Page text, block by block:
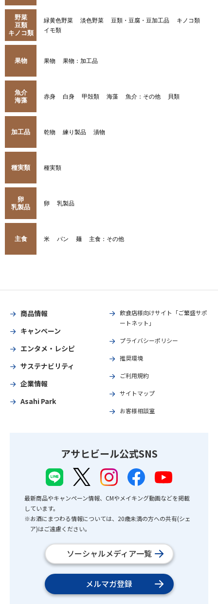
野菜
豆類
キノコ類
緑黄色野菜 淡色野菜 豆類・豆腐・豆加工品
キノコ類
イモ類
果物 果物 果物：加工品
魚介
海藻
赤身 白身 甲殻類 海藻 魚介：その他 貝類
加工品 乾物 練り製品 漬物
種実類 種実類
卵
乳製品
卵 乳製品
主食 米 パン 麺 主食：その他
商品情報
キャンペーン
エンタメ・レシピ
サステナビリティ
企業情報
Asahi Park
飲食店様向けサイト「ご繁盛サポ
ートネット」
プライバシーポリシー
推奨環境
ご利用規約
サイトマップ
お客様相談室
アサヒビール公式SNS
最新商品やキャンペーン情報、CMやメイキング動画などを掲載
しています。
※お酒にまつわる情報については、20歳未満の方への共有(シェ
ア)はご遠慮ください。
ソーシャルメディア一覧
メルマガ登録